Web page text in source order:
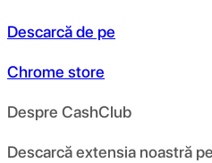
Descarcă de pe
Chrome store
Despre CashClub
Descarcă extensia noastră